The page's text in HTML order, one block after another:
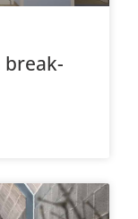
break-